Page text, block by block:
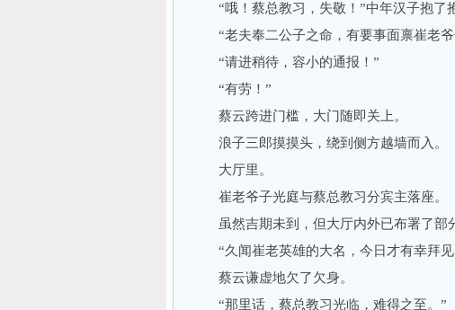
“哦！蔡总教习，失敬！”中年汉子抱
“老夫奉二公子之命，有要事面禀崔老爷
“请进稍待，容小的通报！”
“有劳！”
蔡云跨进门槛，大门随即关上。
浪子三郎摸摸头，绕到侧方越墙而入。
大厅里。
崔老爷子光庭与蔡总教习分宾主落座。
虽然吉期未到，但大厅内外已布署了部
“久闻崔老英雄的大名，今日才有幸拜见
蔡云谦虚地欠了欠身。
“那里话，蔡总教习光临，难得之至。”